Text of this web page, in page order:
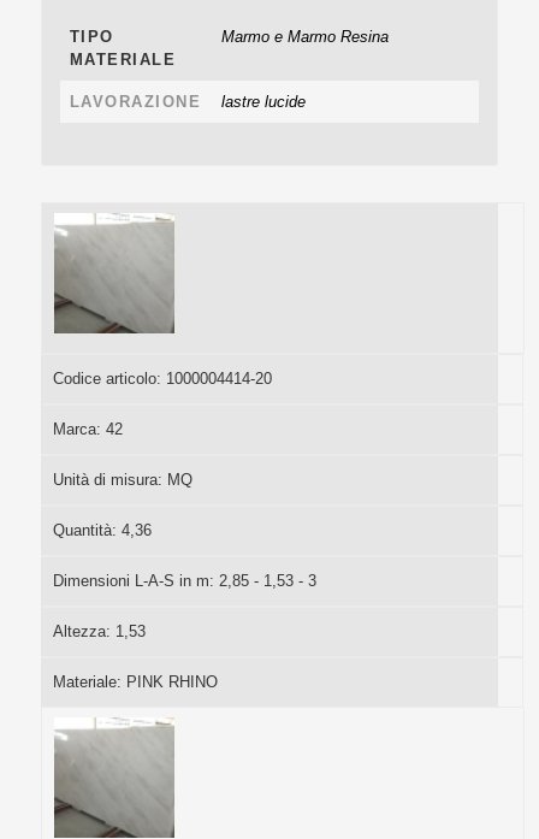
TIPO
MATERIALE
Marmo e Marmo Resina
LAVORAZIONE lastre lucide
Codice articolo: 1000004414-20
Marca: 42
Unità di misura: MQ
Quantità: 4,36
Dimensioni L-A-S in m: 2,85 - 1,53 - 3
Altezza: 1,53
Materiale: PINK RHINO